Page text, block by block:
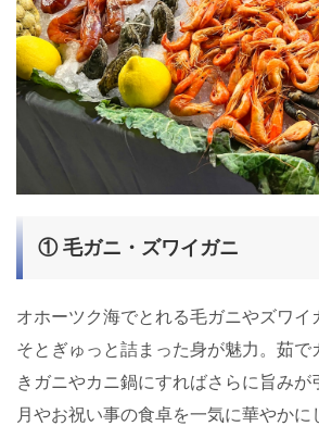
① 毛ガニ・ズワイガニ
オホーツク海でとれる毛ガニやズワイ
そとぎゅっと詰まった身が魅力。茹で
きガニやカニ鍋にすればさらに旨みが
月やお祝い事の食卓を一気に華やかに